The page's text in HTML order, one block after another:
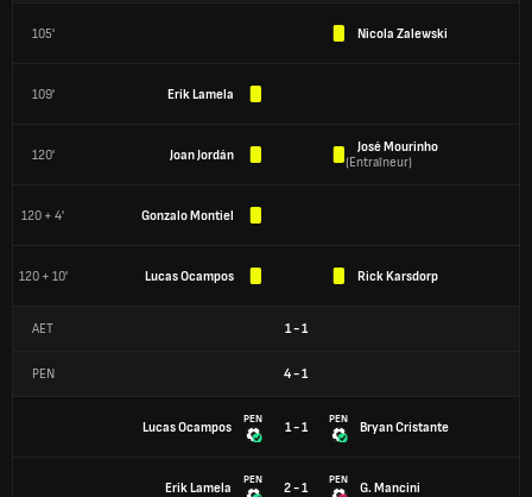
105' Nicola Zalewski
109' Erik Lamela
120' Joan Jordán
José Mourinho
(Entraîneur)
120 + 4' Gonzalo Montiel
120 + 10' Lucas Ocampos Rick Karsdorp
AET 1-1
PEN 4-1
Lucas Ocampos
PEN
1 - 1
PEN
Bryan Cristante
Erik Lamela
PEN
2 - 1
PEN
G. Mancini